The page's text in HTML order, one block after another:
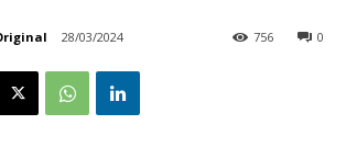
28/03/2024 0
756